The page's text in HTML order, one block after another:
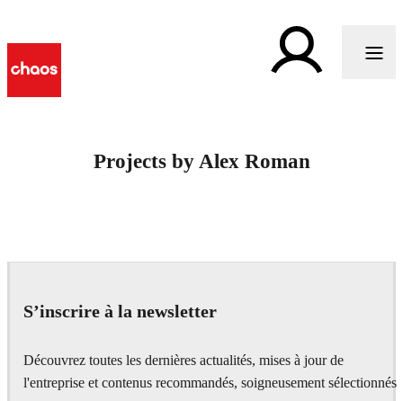
Projects by Alex Roman
S’inscrire à la newsletter
Découvrez toutes les dernières actualités, mises à jour de
l'entreprise et contenus recommandés, soigneusement sélectionnés